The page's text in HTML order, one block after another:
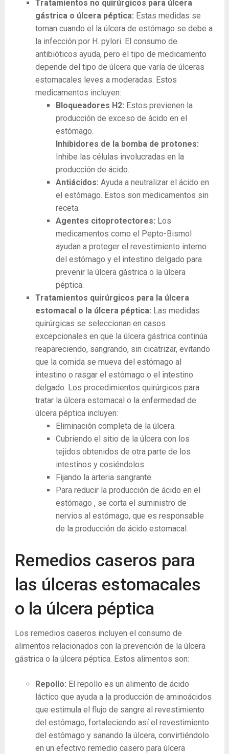
Tratamientos no quirúrgicos para úlcera
gástrica o úlcera péptica: Estas medidas se
toman cuando el la úlcera de estómago se debe a
la infección por H. pylori. El consumo de
antibióticos ayuda, pero el tipo de medicamento
depende del tipo de úlcera que varía de úlceras
estomacales leves a moderadas. Estos
medicamentos incluyen:
Bloqueadores H2: Estos previenen la
producción de exceso de ácido en el
estómago.
Inhibidores de la bomba de protones:
Inhibe las células involucradas en la
producción de ácido.
Antiácidos: Ayuda a neutralizar el ácido en
el estómago. Estos son medicamentos sin
receta.
Agentes citoprotectores: Los
medicamentos como el Pepto-Bismol
ayudan a proteger el revestimiento interno
del estómago y el intestino delgado para
prevenir la úlcera gástrica o la úlcera
péptica.
Tratamientos quirúrgicos para la úlcera
estomacal o la úlcera péptica: Las medidas
quirúrgicas se seleccionan en casos
excepcionales en que la úlcera gástrica continúa
reapareciendo, sangrando, sin cicatrizar, evitando
que la comida se mueva del estómago al
intestino o rasgar el estómago o el intestino
delgado. Los procedimientos quirúrgicos para
tratar la úlcera estomacal o la enfermedad de
úlcera péptica incluyen:
Eliminación completa de la úlcera.
Cubriendo el sitio de la úlcera con los
tejidos obtenidos de otra parte de los
intestinos y cosiéndolos.
Fijando la arteria sangrante.
Para reducir la producción de ácido en el
estómago , se corta el suministro de
nervios al estómago, que es responsable
de la producción de ácido estomacal.
Remedios caseros para
las úlceras estomacales
o la úlcera péptica
Los remedios caseros incluyen el consumo de
alimentos relacionados con la prevención de la úlcera
gástrica o la úlcera péptica. Estos alimentos son:
Repollo: El repollo es un alimento de ácido
láctico que ayuda a la producción de aminoácidos
que estimula el flujo de sangre al revestimiento
del estómago, fortaleciendo así el revestimiento
del estómago y sanando la úlcera, convirtiéndolo
en un efectivo remedio casero para úlcera